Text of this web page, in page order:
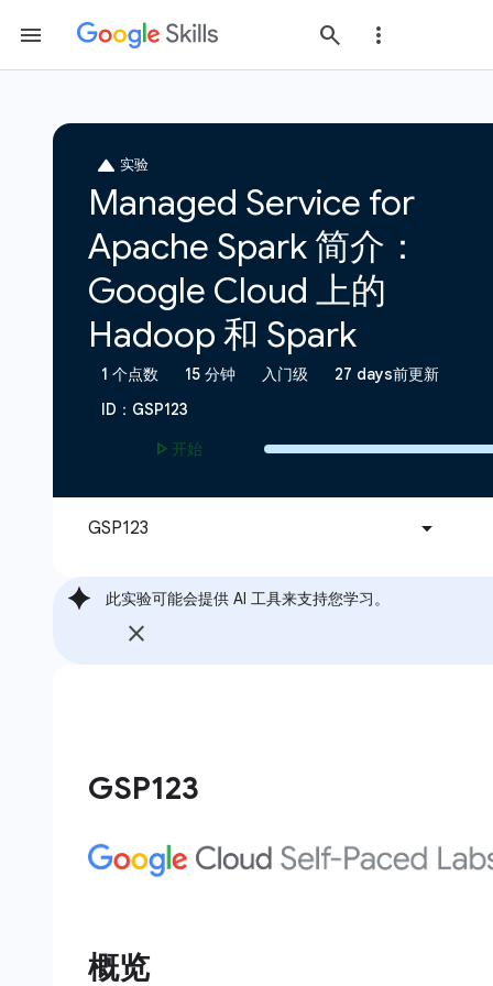
此实验可能会提供 AI 工具来支持您学习。
GSP123
概览